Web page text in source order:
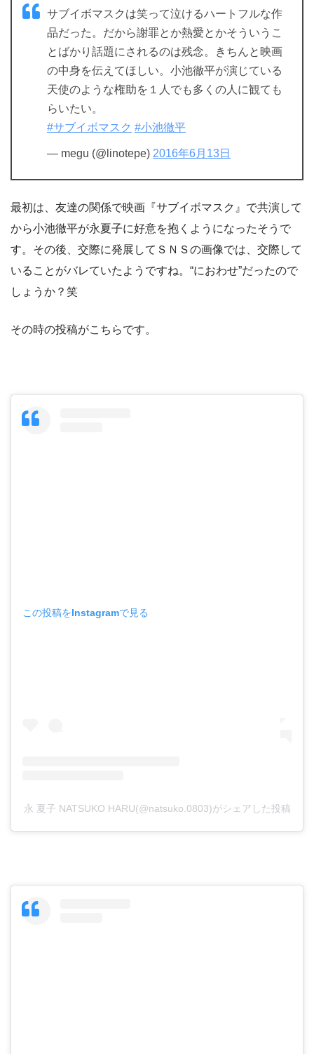
サブイボマスクは笑って泣けるハートフルな作
品だった。だから謝罪とか熱愛とかそういうこ
とばかり話題にされるのは残念。きちんと映画
の中身を伝えてほしい。小池徹平が演じている
天使のような権助を１人でも多くの人に観ても
らいたい。
#サブイボマスク #小池徹平
— megu (@linotepe) 2016年6月13日
最初は、友達の関係で映画『サブイボマスク』で共演して
から小池徹平が永夏子に好意を抱くようになったそうで
す。その後、交際に発展してＳＮＳの画像では、交際して
いることがバレていたようですね。“におわせ”だったので
しょうか？笑
その時の投稿がこちらです。
この投稿をInstagramで見る
永 夏子 NATSUKO HARU(@natsuko.0803)がシェアした投稿